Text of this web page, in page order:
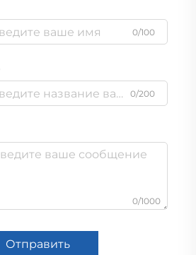
0/100
0/200
0/1000
Отправить